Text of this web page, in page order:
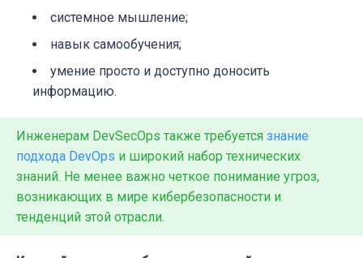
системное мышление;
навык самообучения;
умение просто и доступно доносить
информацию.
Инженерам DevSecOps также требуется знание
подхода DevOps и широкий набор технических
знаний. Не менее важно четкое понимание угроз,
возникающих в мире кибербезопасности и
тенденций этой отрасли.